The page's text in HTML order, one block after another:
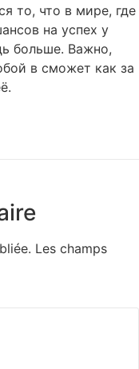
то, что в мире, где
на успех у
больше. Важно,
в сможет как за
Les champs